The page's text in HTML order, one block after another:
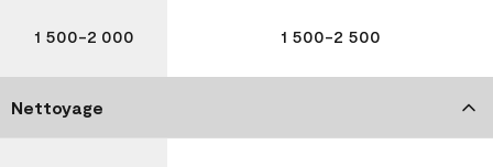
1 500-2 000 1 500-2 500
Nettoyage